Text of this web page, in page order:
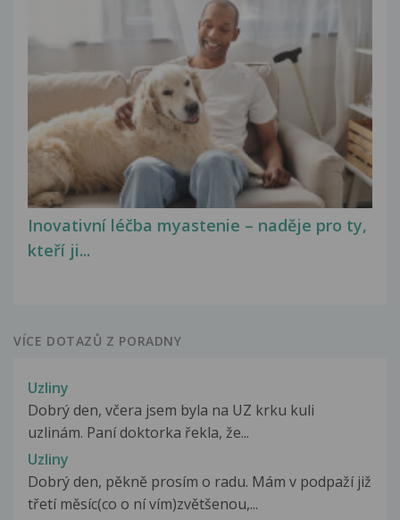
Inovativní léčba myastenie – naděje pro ty,
kteří ji...
VÍCE DOTAZŮ Z PORADNY
Uzliny
Dobrý den, včera jsem byla na UZ krku kuli
uzlinám. Paní doktorka řekla, že...
Uzliny
Dobrý den, pěkně prosím o radu. Mám v podpaží již
třetí měsíc(co o ní vím)zvětšenou,...